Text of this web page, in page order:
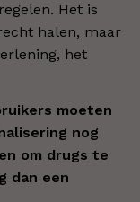
Het is
halen, maar
het
moeten
nog
om drugs te
dan een